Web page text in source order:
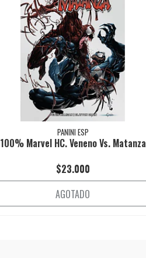
PANINI ESP
100% Marvel HC. Veneno Vs. Matanza
$23.000
AGOTADO